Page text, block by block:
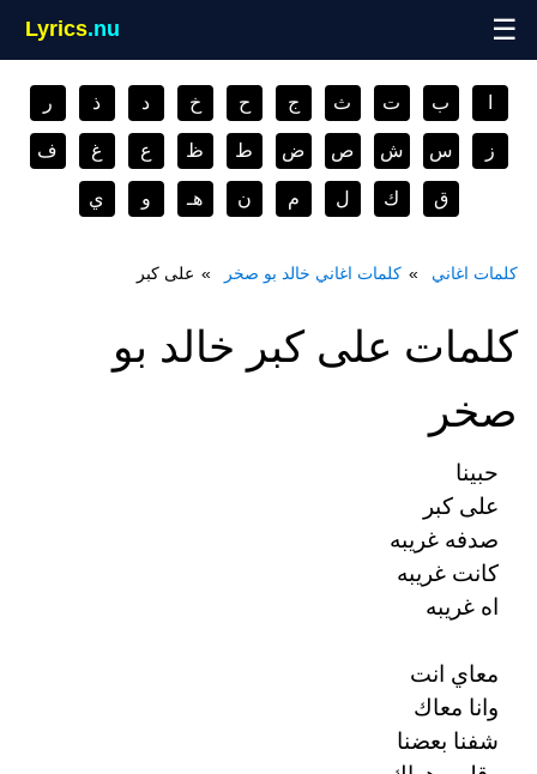
Lyrics.nu ☰
ب ت ث ج ح خ د ذ ر
ز س ش ص ض ط ظ ع غ ف
ق ك ل م ن هـ و ي
كلمات اغاني كلمات اغاني خالد بو صخر على كبر
كلمات على كبر خالد بو
صخر
حبينا
على كبر
صدفه غريبه
كانت غريبه
اه غريبه
معاي انت
وانا معاك
شفنا بعضنا